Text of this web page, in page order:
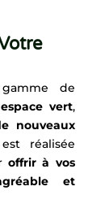
de
vert,
nouveaux
réalisée
offrir à vos
et